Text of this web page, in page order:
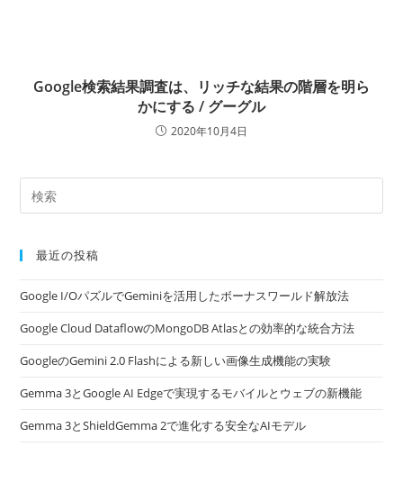
Google検索結果調査は、リッチな結果の階層を明ら
かにする / グーグル
2020年10月4日
最近の投稿
Google I/OパズルでGeminiを活用したボーナスワールド解放法
Google Cloud DataflowのMongoDB Atlasとの効率的な統合方法
GoogleのGemini 2.0 Flashによる新しい画像生成機能の実験
Gemma 3とGoogle AI Edgeで実現するモバイルとウェブの新機能
Gemma 3とShieldGemma 2で進化する安全なAIモデル